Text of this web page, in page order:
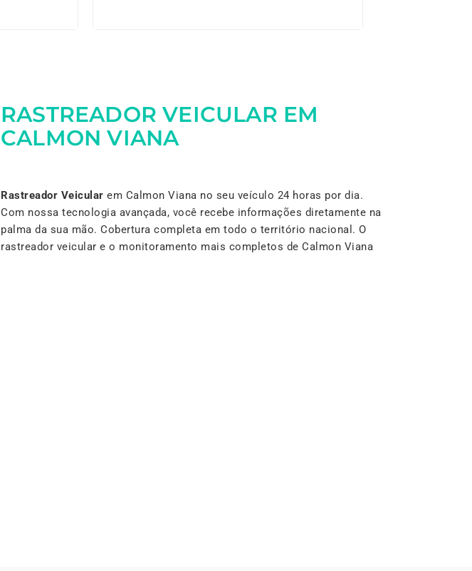
RASTREADOR VEICULAR EM
CALMON VIANA
Rastreador Veicular em Calmon Viana no seu veículo 24 horas por dia.
Com nossa tecnologia avançada, você recebe informações diretamente na
palma da sua mão. Cobertura completa em todo o território nacional. O
rastreador veicular e o monitoramento mais completos de Calmon Viana